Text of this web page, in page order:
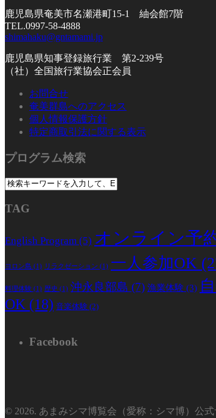
鹿児島県奄美市名瀬港町15-1 紬会館7階
TEL.0997-58-4888
shimahaku@gntamami.jp
鹿児島県知事登録旅行業 第2-239号
（社）全国旅行業協会正会員
お問合せ
奄美群島へのアクセス
個人情報保護方針
特定商取引法に関する表示
プログラム検索
TAG
English Program (5) オンライン予
ヨロン島 (1) リラクゼーション (1) 一人参加OK
料理体験 (1) 歴史 (1) 沖永良部島 (7) 漁業体験 (3)
OK (18) 音楽体験 (2)
Facebook
© 2026. あまみシマ博覧会（愛称：シマ博）公式